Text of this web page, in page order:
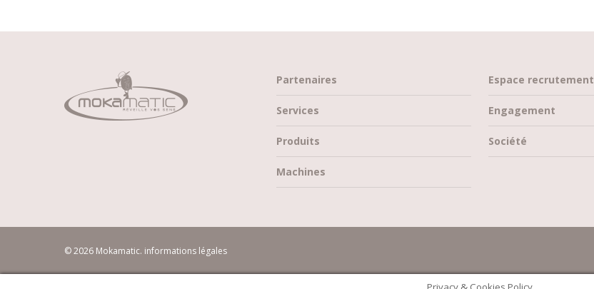
Partenaires
Services
Produits
Machines
Espace recrutement
Engagement
Société
© 2026 Mokamatic. informations légales